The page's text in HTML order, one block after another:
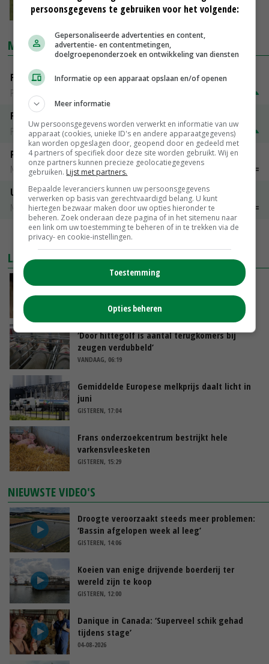
29-03-2018
MARKTPRIJZEN
Fontane
PotatoNL
Fritesgeschikt NL Du Be
PotatoNL
€ 15,00~ € 23,00
Peen
Noteringen
€ 26,00
Uien Middenmeer Geel 30-60% grof
Noteringen
€ 0,00~
MEER MARKTPRIJZEN
LAATSTE NIEUWS
Boterberg zit echt herstel zuivelmarkt in de
weg
VANDAAG, 08:59
‘Door hittegolf is aantal terugkomers bij
zeugen verdubbeld’
VANDAAG, 06:19
Gemiddelde Europese melkprijs daalt licht in
juni
GISTEREN, 17:04
Frans onderzoekcentrum bestrijkt hele
varkensvleesketen
GISTEREN, 15:29
NIEUWSTE VIDEO'S
Droogte veroorzaakt steeds meer problemen:
‘Bassin afgelopen week al leeg’
GISTEREN, 14:06
Koeien van enige drijvende boerderij ter
wereld zijn te koop
GISTEREN, 12:00
Danique in Canada: ‘Superveel schik gehad
tijdens stage’
04-08-2026
persoonsgegevens te gebruiken voor het volgende:
Gepersonaliseerde advertenties en content,
advertentie- en contentmetingen,
doelgroepenonderzoek en ontwikkeling van diensten
Informatie op een apparaat opslaan en/of openen
Meer informatie
Uw persoonsgegevens worden verwerkt en informatie van uw
apparaat (cookies, unieke ID's en andere apparaatgegevens)
kan worden opgeslagen door, geopend door en gedeeld met
4 partners of specifiek door deze site worden gebruikt. Wij en
onze partners kunnen precieze geolocatiegegevens
gebruiken. Lijst met partners.
Bepaalde leveranciers kunnen uw persoonsgegevens
verwerken op basis van gerechtvaardigd belang. U kunt
hiertegen bezwaar maken door uw opties hieronder te
beheren. Zoek onderaan deze pagina of in het sitemenu naar
een link om uw toestemming te beheren of in te trekken via de
privacy- en cookie-instellingen.
Toestemming
Opties beheren